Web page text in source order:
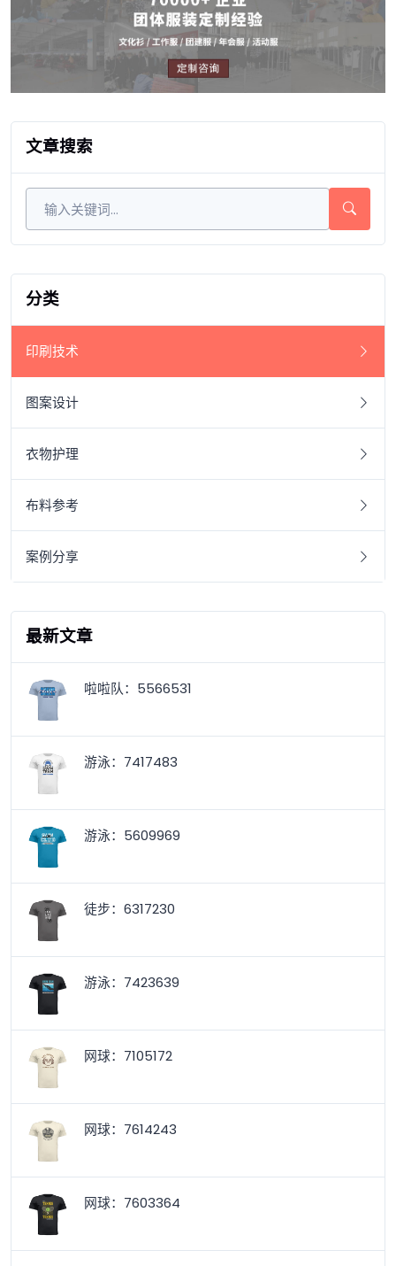
文章搜索
分类
印刷技术
图案设计
衣物护理
布料参考
案例分享
最新文章
啦啦队：5566531
游泳：7417483
游泳：5609969
徒步：6317230
游泳：7423639
网球：7105172
网球：7614243
网球：7603364